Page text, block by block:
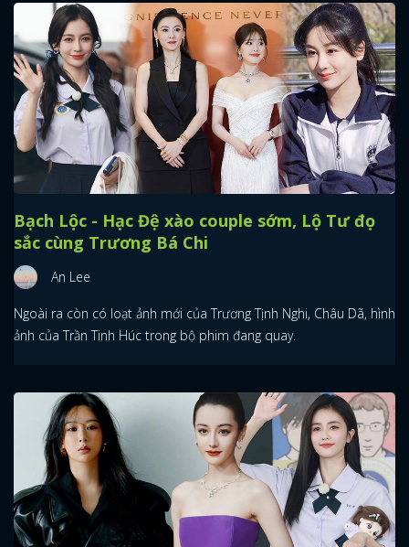
Bạch Lộc - Hạc Đệ xào couple sớm, Lộ Tư đọ
sắc cùng Trương Bá Chi
An Lee
Ngoài ra còn có loạt ảnh mới của Trương Tịnh Nghi, Châu Dã, hình
ảnh của Trần Tinh Húc trong bộ phim đang quay.